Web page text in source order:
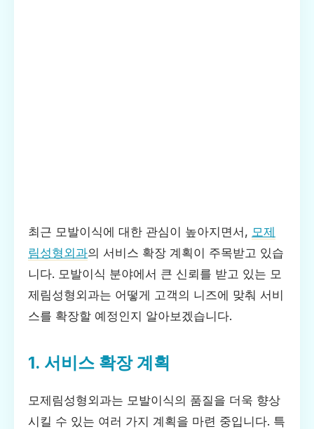
최근 모발이식에 대한 관심이 높아지면서, 모제
림성형외과의 서비스 확장 계획이 주목받고 있습
니다. 모발이식 분야에서 큰 신뢰를 받고 있는 모
제림성형외과는 어떻게 고객의 니즈에 맞춰 서비
스를 확장할 예정인지 알아보겠습니다.
1. 서비스 확장 계획
모제림성형외과는 모발이식의 품질을 더욱 향상
시킬 수 있는 여러 가지 계획을 마련 중입니다. 특